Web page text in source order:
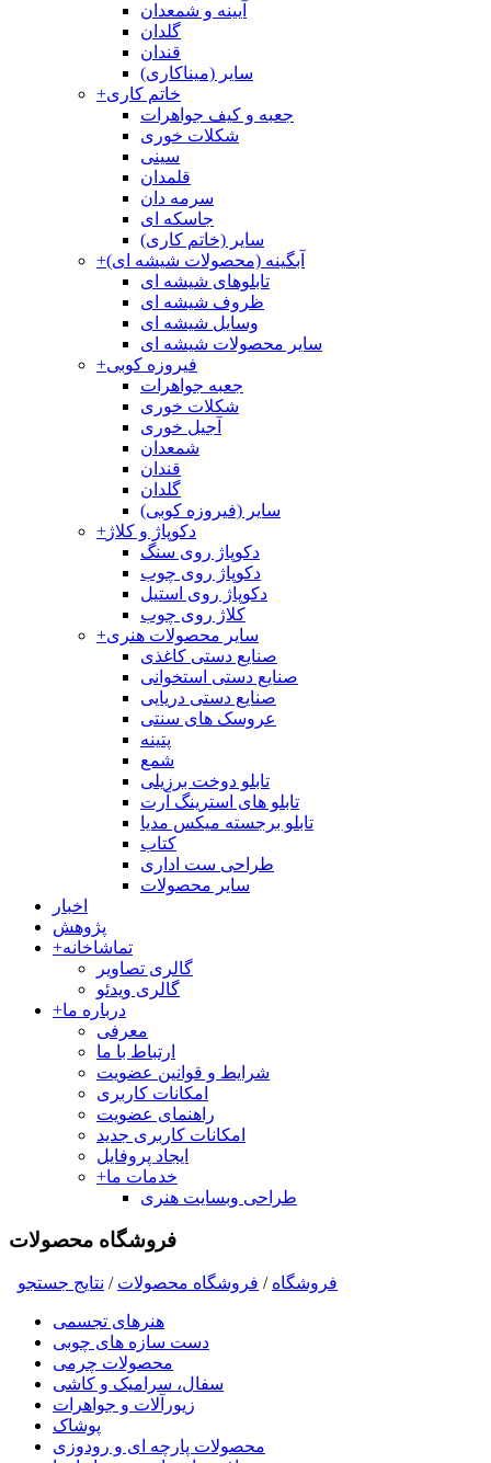
آیینه و شمعدان
گلدان
قندان
سایر (میناکاری)
+خاتم کاری
جعبه و کیف جواهرات
شکلات خوری
سینی
قلمدان
سرمه دان
جاسکه ای
سایر (خاتم کاری)
+آبگینه (محصولات شیشه ای)
تابلوهای شیشه ای
ظروف شیشه ای
وسایل شیشه ای
سایر محصولات شیشه ای
+فیروزه کوبی
جعبه جواهرات
شکلات خوری
آجیل خوری
شمعدان
قندان
گلدان
سایر (فیروزه کوبی)
+دکوپاژ و کلاژ
دکوپاژ روی سنگ
دکوپاژ روی چوب
دکوپاژ روی استیل
کلاژ روی چوب
+سایر محصولات هنری
صنایع دستی کاغذی
صنایع دستی استخوانی
صنایع دستی دریایی
عروسک های سنتی
پتینه
شمع
تابلو دوخت برزیلی
تابلو های استرینگ آرت
تابلو برجسته میکس مدیا
کتاب
طراحی ست اداری
سایر محصولات
اخبار
پژوهش
+تماشاخانه
گالری تصاویر
گالری ویدئو
+درباره ما
معرفی
ارتباط با ما
شرایط و قوانین عضویت
امکانات کاربری
راهنمای عضویت
امکانات کاربری جدید
ایجاد پروفایل
+خدمات ما
طراحی وبسایت هنری
فروشگاه محصولات
فروشگاه / فروشگاه محصولات / نتايج جستجو
هنرهای تجسمی
دست سازه های چوبی
محصولات چرمی
سفال، سرامیک و کاشی
زیورآلات و جواهرات
پوشاک
محصولات پارچه ای و رودوزی